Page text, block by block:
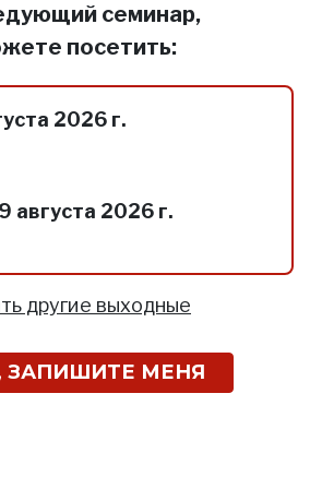
семинар,
посетить:
2026 г.
августа 2026 г.
другие выходные
ЗАПИШИТЕ МЕНЯ